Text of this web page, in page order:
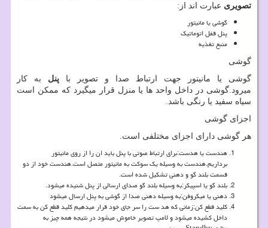
تصویری عبارت اند از:
گوشی یا مانیتور
پنل قفل اتوماتیک
منبع تغذیه
گوشی
گوشی یا مانیتور جهت ارتباط صدا و تصویر با پنل به کار
میرود.گوشی در داخل واحد ها یا منزل قرار میگیرد که ممکن است
سیاه سفید یا رنگی باشد.
اجزای گوشی
هر گوشی دارای اجزای مختلفی است.
هندست یا هدست:برای ارتباط صوتی با پنل باید ان را از روی مانیتور
برداریم.هندست به وسیله یک سوکت به مانیتور متصل است.هندست خود از دو
قسمت بلند گو و دهنی تشکیل شده است.
بلند گو یا اسپیکر:به وسیله بلند گو صدای ارسالی از پنل شنیده میشود.
دهنی یا میکروفن:به وسیله دهنی صدا از گوشی به پنل ارسال میشود
کلید قطع کن:زمانی که هد ست را سر جای خود قرار میدهیم کلید قطع کن به سمت
داخل کشیده میشود و لامپ تصویر خاموش میشود در نتیجه همه چیز به